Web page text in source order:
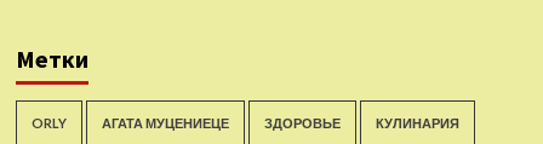
Метки
ORLY АГАТА МУЦЕНИЕЦЕ ЗДОРОВЬЕ КУЛИНАРИЯ